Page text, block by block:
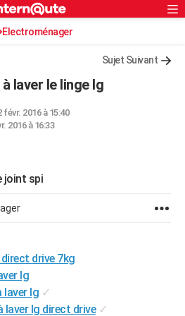
S'inscrire
Connexion
Electroménager
Sujet Suivant
laver le linge lg
2016 à 15:40
2016 à 16:33
joint spi
drive 7kg
lg
laver lg ✓
laver lg direct drive ✓